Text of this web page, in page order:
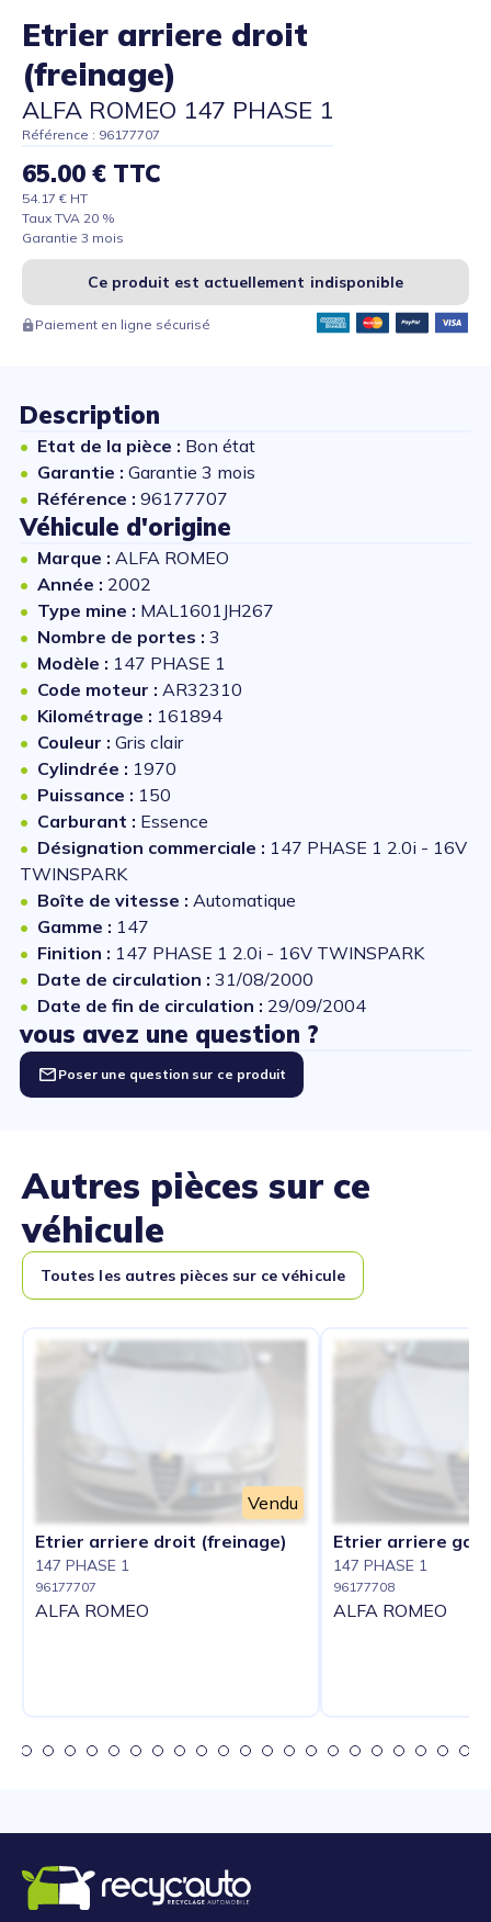
Etrier arriere droit
(freinage)
ALFA ROMEO 147 PHASE 1
Référence : 96177707
65.00 € TTC
54.17 € HT
Taux TVA 20 %
Garantie 3 mois
Ce produit est actuellement indisponible
Paiement en ligne sécurisé
Description
Etat de la pièce : Bon état
Garantie : Garantie 3 mois
Référence : 96177707
Véhicule d'origine
Marque : ALFA ROMEO
Année : 2002
Type mine : MAL1601JH267
Nombre de portes : 3
Modèle : 147 PHASE 1
Code moteur : AR32310
Kilométrage : 161894
Couleur : Gris clair
Cylindrée : 1970
Puissance : 150
Carburant : Essence
Désignation commerciale : 147 PHASE 1 2.0i - 16V
TWINSPARK
Boîte de vitesse : Automatique
Gamme : 147
Finition : 147 PHASE 1 2.0i - 16V TWINSPARK
Date de circulation : 31/08/2000
Date de fin de circulation : 29/09/2004
vous avez une question ?
Poser une question sur ce produit
Autres pièces sur ce
véhicule
Toutes les autres pièces sur ce véhicule
Vendu
Etrier arriere droit (freinage)
147 PHASE 1
96177707
ALFA ROMEO
Etrier arriere
147 PHASE 1
96177708
ALFA ROMEO